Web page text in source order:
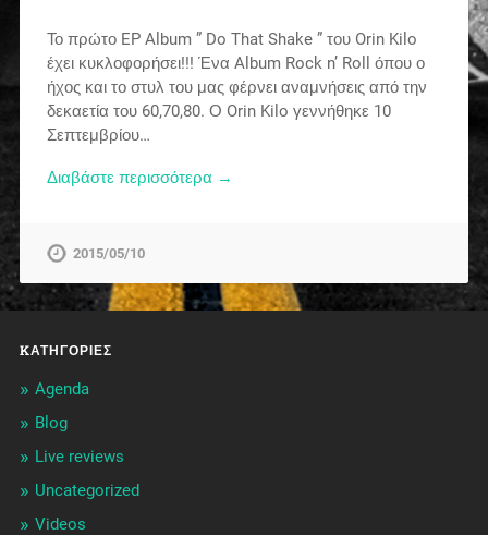
Το πρώτο EP Album ” Do That Shake ” του Orin Kilo
έχει κυκλοφορήσει!!! Ένα Album Rock n’ Roll όπου ο
ήχος και το στυλ του μας φέρνει αναμνήσεις από την
δεκαετία του 60,70,80. Ο Orin Kilo γεννήθηκε 10
Σεπτεμβρίου…
Διαβάστε περισσότερα →
2015/05/10
KΑΤΗΓΟΡΊΕΣ
Agenda
Blog
Live reviews
Uncategorized
Videos